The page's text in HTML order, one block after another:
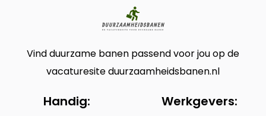
Vind duurzame banen passend voor jou op de
vacaturesite duurzaamheidsbanen.nl
Handig: Werkgevers: